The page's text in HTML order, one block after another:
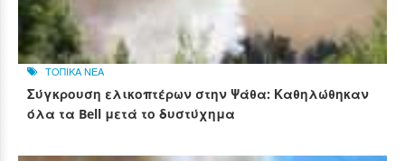
ΤΟΠΙΚΑ ΝΕΑ
Σύγκρουση ελικοπτέρων στην Ψάθα: Καθηλώθηκαν
όλα τα Bell μετά το δυστύχημα